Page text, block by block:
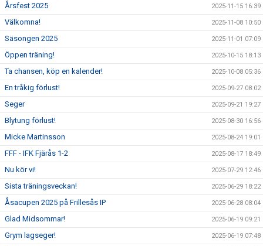
Årsfest 2025 2025-11-15 16:39
Välkomna! 2025-11-08 10:50
Säsongen 2025 2025-11-01 07:09
Öppen träning! 2025-10-15 18:13
Ta chansen, köp en kalender! 2025-10-08 05:36
En tråkig förlust! 2025-09-27 08:02
Seger 2025-09-21 19:27
Blytung förlust! 2025-08-30 16:56
Micke Martinsson 2025-08-24 19:01
FFF - IFK Fjärås 1-2 2025-08-17 18:49
Nu kör vi! 2025-07-29 12:46
Sista träningsveckan! 2025-06-29 18:22
Åsacupen 2025 på Frillesås IP 2025-06-28 08:04
Glad Midsommar! 2025-06-19 09:21
Grym lagseger! 2025-06-19 07:48